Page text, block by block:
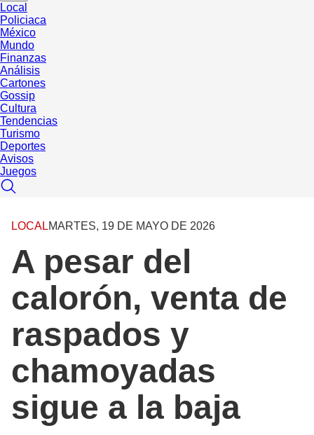
Local
Policiaca
México
Mundo
Finanzas
Análisis
Cartones
Gossip
Cultura
Tendencias
Turismo
Deportes
Avisos
Juegos
LOCALMARTES, 19 DE MAYO DE 2026
A pesar del
calorón, venta de
raspados y
chamoyadas
sigue a la baja